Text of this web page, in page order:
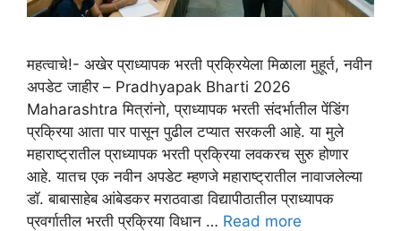
महत्वाचे!- अखेर प्राध्यापक भरती प्रक्रियेला मिळाला मुहूर्त, नवीन
अपडेट जाहीर – Pradhyapak Bharti 2026
Maharashtra मित्रांनो, प्राध्यापक भरती संदर्भातील पेंडिंग
प्रक्रिया आता पार पासून पुढील टप्यात सरकली आहे. या मुले
महाराष्ट्रातील प्राध्यापक भरती प्रक्रिया लवकरच सुरु होणार
आहे. यातच एक नवीन अपडेट म्हणजे महाराष्ट्रातील नावाजलेल्या
डॉ. बाबासाहेब आंबेडकर मराठवाडा विद्यापीठातील प्राध्यापक
प्रवर्गातील भरती प्रक्रिया विधान … Read more